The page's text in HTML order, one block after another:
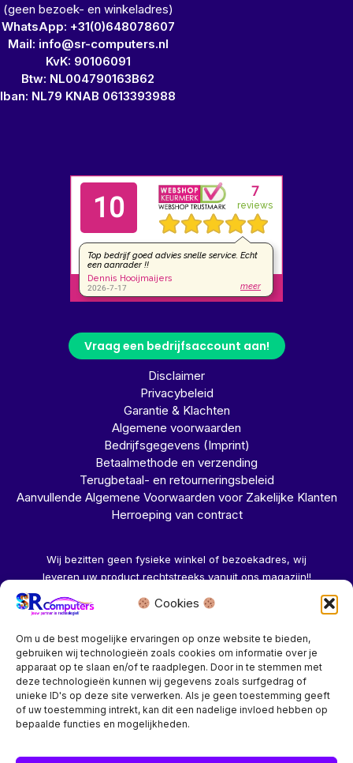
Cookies
Om u de best mogelijke ervaringen op onze website te bieden,
gebruiken wij technologieën zoals cookies om informatie over je
apparaat op te slaan en/of te raadplegen. Door in te stemmen met
deze technologieën kunnen wij gegevens zoals surfgedrag of
unieke ID's op deze site verwerken. Als je geen toestemming geeft
of uw toestemming intrekt, kan dit een nadelige invloed hebben op
bepaalde functies en mogelijkheden.
(geen bezoek- en winkeladres)
WhatsApp: +31(0)648078607
Mail: info@sr-computers.nl
KvK: 90106091
Btw: NL004790163B62
Iban: NL79 KNAB 0613393988
Vraag een bedrijfsaccount aan!
Disclaimer
Privacybeleid
Garantie & Klachten
Algemene voorwaarden
Bedrijfsgegevens (Imprint)
Betaalmethode en verzending
Terugbetaal- en retourneringsbeleid
Aanvullende Algemene Voorwaarden voor Zakelijke Klanten
Herroeping van contract
Wij bezitten geen fysieke winkel of bezoekadres, wij
leveren uw product rechtstreeks vanuit ons magazijn!!
Herroeping aanvragen →
Bedrijf? vraag een account aan voor speciale prijzen!